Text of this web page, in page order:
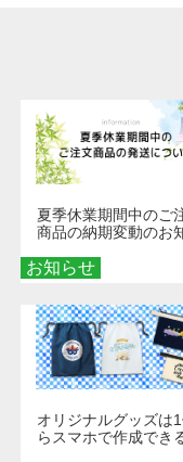
お知らせ
夏季休業期間中のご
商品の納期変動のお
オリジナルグッズは
らスマホで作成でき